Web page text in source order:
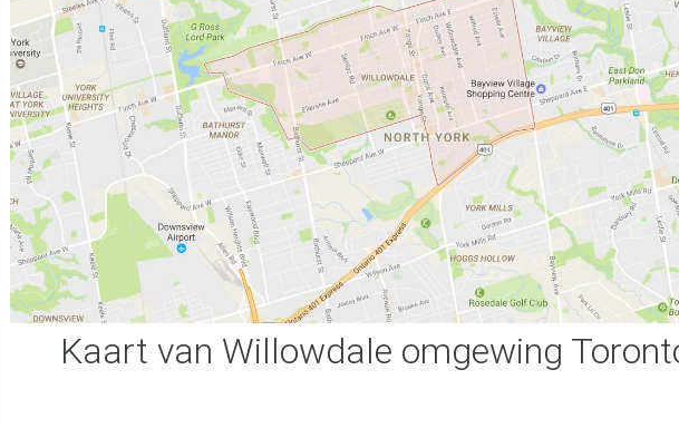
Kaart van Willowdale omgewing